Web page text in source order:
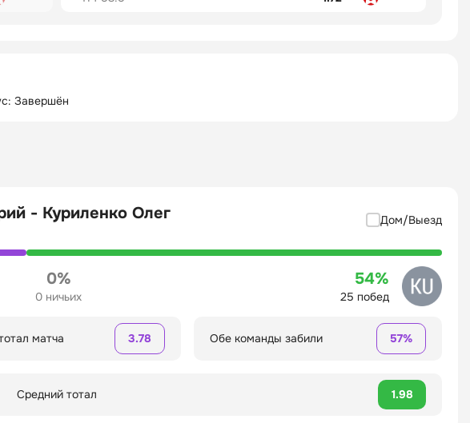
Завершён
- Куриленко Олег Дом/Выезд
0%
0 ничьих
54%
25 побед
матча 3.78 Обе команды забили 57%
Средний тотал 1.98